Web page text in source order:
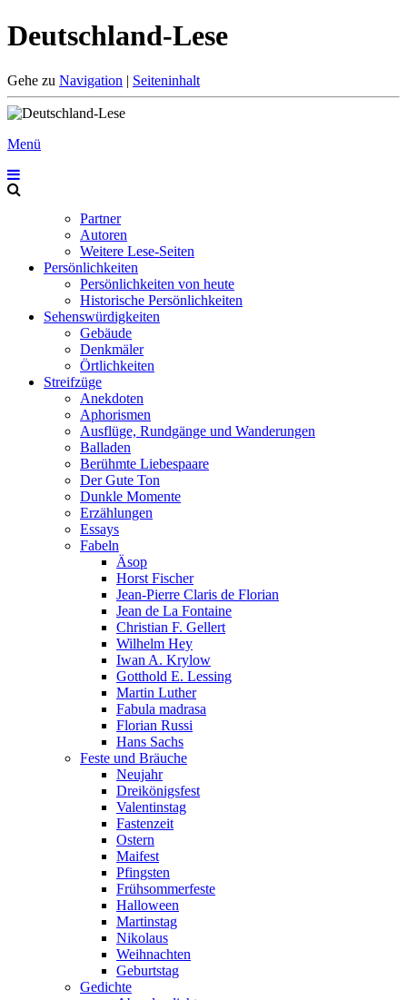
Deutschland-Lese
Gehe zu Navigation | Seiteninhalt
Menü
Partner
Autoren
Weitere Lese-Seiten
Persönlichkeiten
Persönlichkeiten von heute
Historische Persönlichkeiten
Sehenswürdigkeiten
Gebäude
Denkmäler
Örtlichkeiten
Streifzüge
Anekdoten
Aphorismen
Ausflüge, Rundgänge und Wanderungen
Balladen
Berühmte Liebespaare
Der Gute Ton
Dunkle Momente
Erzählungen
Essays
Fabeln
Äsop
Horst Fischer
Jean-Pierre Claris de Florian
Jean de La Fontaine
Christian F. Gellert
Wilhelm Hey
Iwan A. Krylow
Gotthold E. Lessing
Martin Luther
Fabula madrasa
Florian Russi
Hans Sachs
Feste und Bräuche
Neujahr
Dreikönigsfest
Valentinstag
Fastenzeit
Ostern
Maifest
Pfingsten
Frühsommerfeste
Halloween
Martinstag
Nikolaus
Weihnachten
Geburtstag
Gedichte